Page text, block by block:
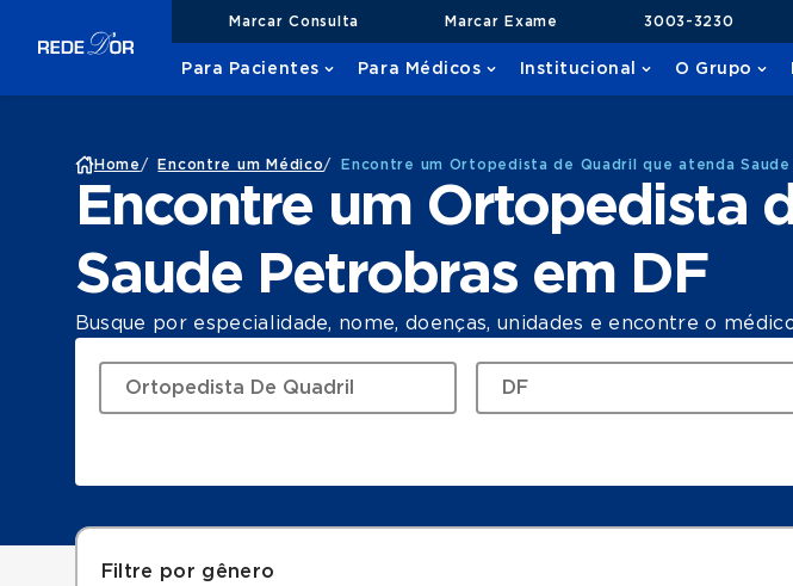
Marcar Consulta Marcar Exame 3003-3230
Para Pacientes Para Médicos Institucional O Grupo
Home / Encontre um Médico/ Encontre um Ortopedista de Quadril que atenda
Encontre um Ortopedista
Saude Petrobras em DF
Busque por especialidade, nome, doenças, unidades e encontre o
Filtre por gênero